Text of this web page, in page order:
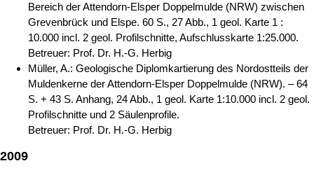
Bereich der Attendorn-Elsper Doppelmulde (NRW) zwischen
Grevenbrück und Elspe. 60 S., 27 Abb., 1 geol. Karte 1 :
10.000 incl. 2 geol. Profilschnitte, Aufschlusskarte 1:25.000.
Betreuer: Prof. Dr. H.-G. Herbig
Müller, A.: Geologische Diplomkartierung des Nordostteils der
Muldenkerne der Attendorn-Elsper Doppelmulde (NRW). – 64
S. + 43 S. Anhang, 24 Abb., 1 geol. Karte 1:10.000 incl. 2 geol.
Profilschnitte und 2 Säulenprofile.
Betreuer: Prof. Dr. H.-G. Herbig
2009